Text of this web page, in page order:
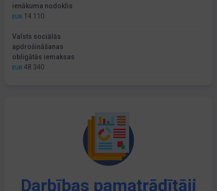
ienākuma nodoklis
EUR 14 110
Valsts sociālās
apdrošināšanas
obligātās iemaksas
EUR 48 340
Darbības pamatrādītāji